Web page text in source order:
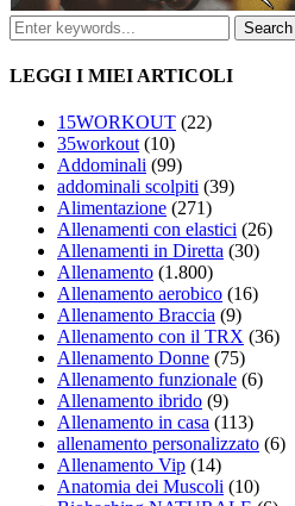
LEGGI I MIEI ARTICOLI
15WORKOUT (22)
35workout(10)
Addominali (99)
addominali scolpiti (39)
Alimentazione (271)
Allenamenti con elastici (26)
Allenamenti in Diretta (30)
Allenamento (1.800)
Allenamento aerobico (16)
Allenamento Braccia (9)
Allenamento con il TRX (36)
Allenamento Donne (75)
Allenamento funzionale (6)
Allenamento ibrido (9)
Allenamento in casa (113)
allenamento personalizzato (6)
Allenamento Vip (14)
Anatomia dei Muscoli (10)